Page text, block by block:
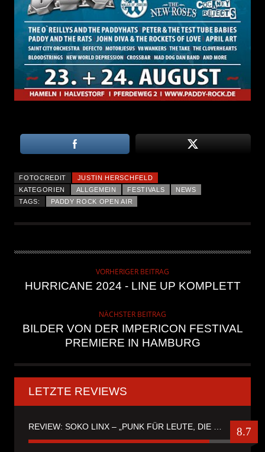
FOTOCREDIT
JUSTIN HERSCHFELD
KATEGORIEN
ALLGEMEIN FESTIVALS
NEWS
TAGS:
PADDY ROCK OPEN AIR
VORHERIGER BEITRAG
HURRICANE 2024 - LINE UP KOMPLETT
NÄCHSTER BEITRAG
BILDER VON DER IMPERICON FESTIVAL
PREMIERE IN HAMBURG
LETZTE REVIEWS
REVIEW: SOKO LINX – „PUNK FÜR LEUTE, DIE PUNK HASZEN“ 8.7